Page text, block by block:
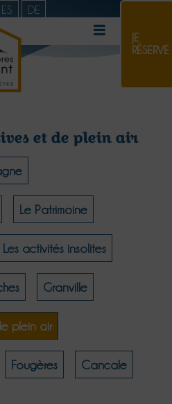
ES DE
JE
RÉSERVE
et de plein air
Le Patrimoine
Les activités insolites
Granville
plein air
Fougères Cancale